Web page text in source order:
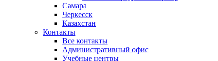
Самара
Черкесск
Казахстан
Контакты
Все контакты
Административный офис
Учебные центры